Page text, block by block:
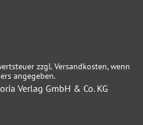
zzgl. Versandkosten, wenn
angegeben.
Verlag GmbH & Co. KG